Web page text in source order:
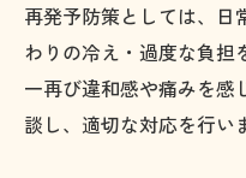
再発予防策としては、日
わりの冷え・過度な負担
一再び違和感や痛みを感
談し、適切な対応を行い